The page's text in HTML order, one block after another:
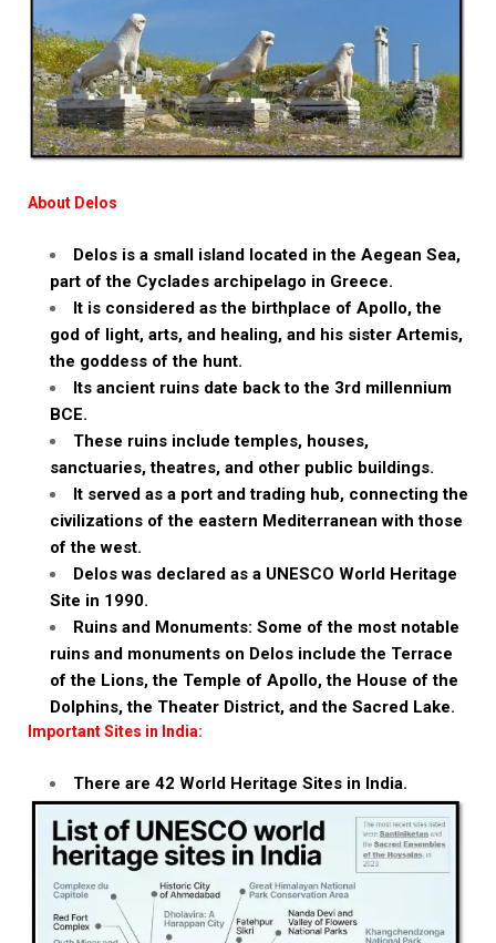
About Delos
Delos is a small island located in the Aegean Sea,
part of the Cyclades archipelago in Greece.
It is considered as the birthplace of Apollo, the
god of light, arts, and healing, and his sister Artemis,
the goddess of the hunt.
Its ancient ruins date back to the 3rd millennium
BCE.
These ruins include temples, houses,
sanctuaries, theatres, and other public buildings.
It served as a port and trading hub, connecting the
civilizations of the eastern Mediterranean with those
of the west.
Delos was declared as a UNESCO World Heritage
Site in 1990.
Ruins and Monuments: Some of the most notable
ruins and monuments on Delos include the Terrace
of the Lions, the Temple of Apollo, the House of the
Dolphins, the Theater District, and the Sacred Lake.
Important Sites in India:
There are 42 World Heritage Sites in India.